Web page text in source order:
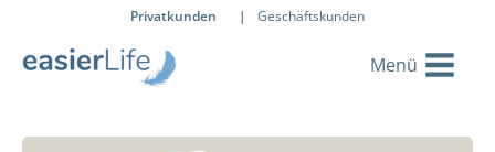
Privatkunden | Geschäftskunden